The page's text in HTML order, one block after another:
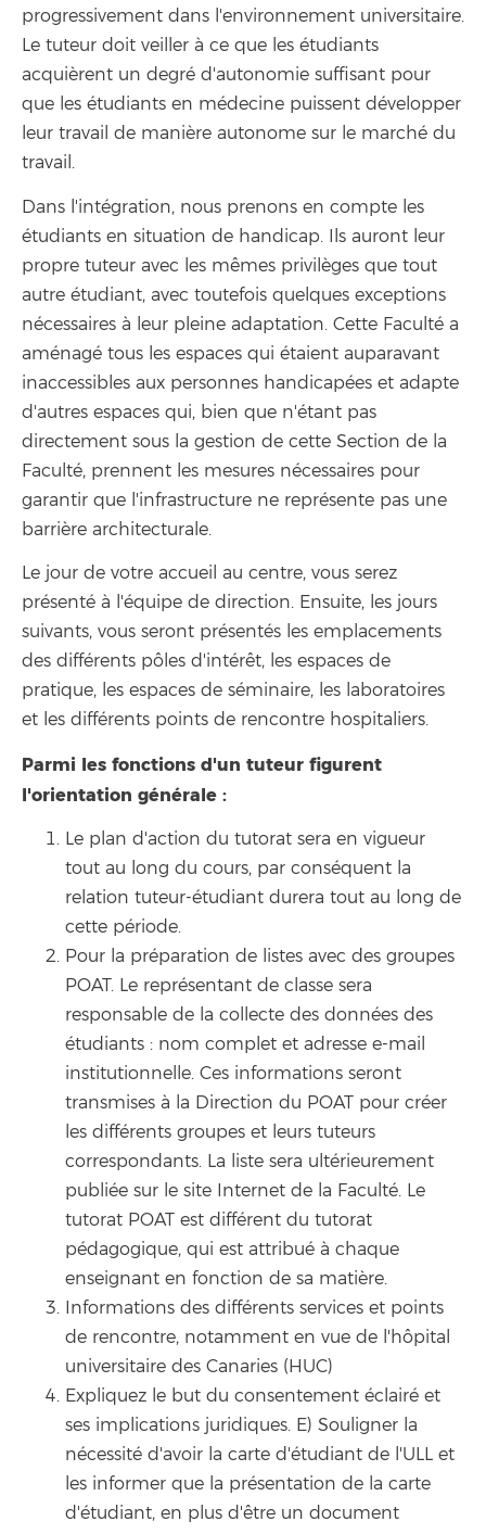
progressivement dans l'environnement universitaire.
Le tuteur doit veiller à ce que les étudiants
acquièrent un degré d'autonomie suffisant pour
que les étudiants en médecine puissent développer
leur travail de manière autonome sur le marché du
travail.
Dans l'intégration, nous prenons en compte les
étudiants en situation de handicap. Ils auront leur
propre tuteur avec les mêmes privilèges que tout
autre étudiant, avec toutefois quelques exceptions
nécessaires à leur pleine adaptation. Cette Faculté a
aménagé tous les espaces qui étaient auparavant
inaccessibles aux personnes handicapées et adapte
d'autres espaces qui, bien que n'étant pas
directement sous la gestion de cette Section de la
Faculté, prennent les mesures nécessaires pour
garantir que l'infrastructure ne représente pas une
barrière architecturale.
Le jour de votre accueil au centre, vous serez
présenté à l'équipe de direction. Ensuite, les jours
suivants, vous seront présentés les emplacements
des différents pôles d'intérêt, les espaces de
pratique, les espaces de séminaire, les laboratoires
et les différents points de rencontre hospitaliers.
Parmi les fonctions d'un tuteur figurent
l'orientation générale :
Le plan d'action du tutorat sera en vigueur
tout au long du cours, par conséquent la
relation tuteur-étudiant durera tout au long de
cette période.
Pour la préparation de listes avec des groupes
POAT. Le représentant de classe sera
responsable de la collecte des données des
étudiants : nom complet et adresse e-mail
institutionnelle. Ces informations seront
transmises à la Direction du POAT pour créer
les différents groupes et leurs tuteurs
correspondants. La liste sera ultérieurement
publiée sur le site Internet de la Faculté. Le
tutorat POAT est différent du tutorat
pédagogique, qui est attribué à chaque
enseignant en fonction de sa matière.
Informations des différents services et points
de rencontre, notamment en vue de l'hôpital
universitaire des Canaries (HUC)
Expliquez le but du consentement éclairé et
ses implications juridiques. E) Souligner la
nécessité d'avoir la carte d'étudiant de l'ULL et
les informer que la présentation de la carte
d'étudiant, en plus d'être un document